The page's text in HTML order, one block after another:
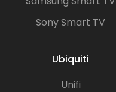
Sony Smart TV
Ubiquiti
Unifi